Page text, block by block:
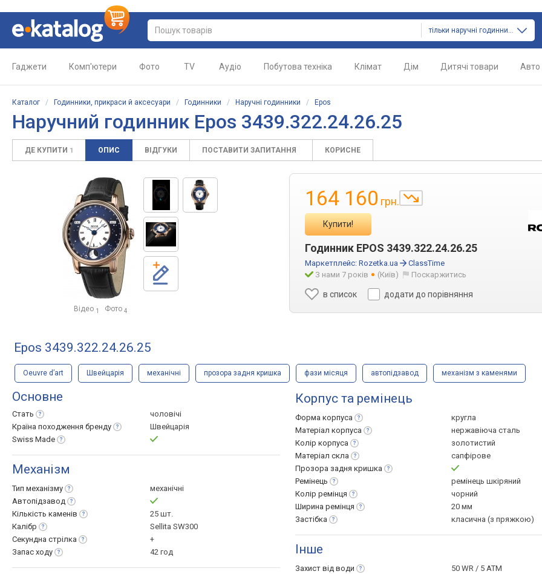
тільки наручні годинники
Гаджети Комп'ютери Фото TV Аудіо Побутова техніка Клімат Дім Дитячі товари Авто
Каталог / Годинники, прикраси й аксесуари / Годинники / Наручні годинники / Epos
Наручний годинник Epos 3439.322.24.26.25
ДЕ КУПИТИ 1 ОПИС ВІДГУКИ ПОСТАВИТИ ЗАПИТАННЯ КОРИСНЕ
Відео 1 Фото 4
164 160 грн.
Купити!
Годинник EPOS 3439.322.24.26.25
Маркетплейс: Rozetka.ua
ClassTime
З нами 7 років
(Київ) Поскаржитись
в список додати до порівняння
Epos 3439.322.24.26.25
Oeuvre d’art Швейцарія механічні прозора задня кришка фази місяця автопідзавод механізм з каменями
Основне
Стать
чоловічі
Країна походження бренду
Швейцарія
Swiss Made
Механізм
Тип механізму
механічні
Автопідзавод
Кількість каменів
25 шт.
Калібр
Sellita SW300
Секундна стрілка
+
Запас ходу 42 год
Корпус та ремінець
Форма корпуса
кругла
Матеріал корпуса
нержавіюча сталь
Колір корпуса
золотистий
Матеріал скла
сапфірове
Прозора задня кришка
Ремінець
ремінець шкіряний
Колір ремінця
чорний
Ширина ремінця
20 мм
Застібка
класична (з пряжкою)
Інше
Захист від води
50 WR / 5 ATM